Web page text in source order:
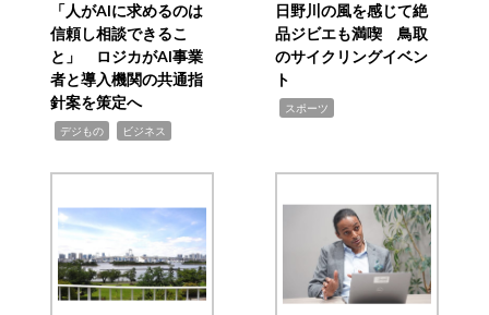
「人がAIに求めるのは
信頼し相談できるこ
と」 ロジカがAI事業
者と導入機関の共通指
針案を策定へ
デジもの ビジネス
日野川の風を感じて絶
品ジビエも満喫 鳥取
のサイクリングイベン
ト
スポーツ